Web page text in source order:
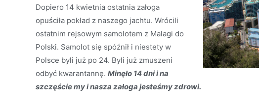
Dopiero 14 kwietnia ostatnia załoga
opuściła pokład z naszego jachtu. Wrócili
ostatnim rejsowym samolotem z Malagi do
Polski. Samolot się spóźnił i niestety w
Polsce byli już po 24. Byli już zmuszeni
odbyć kwarantannę. Minęło 14 dni i na
szczęście my i nasza załoga jesteśmy zdrowi.